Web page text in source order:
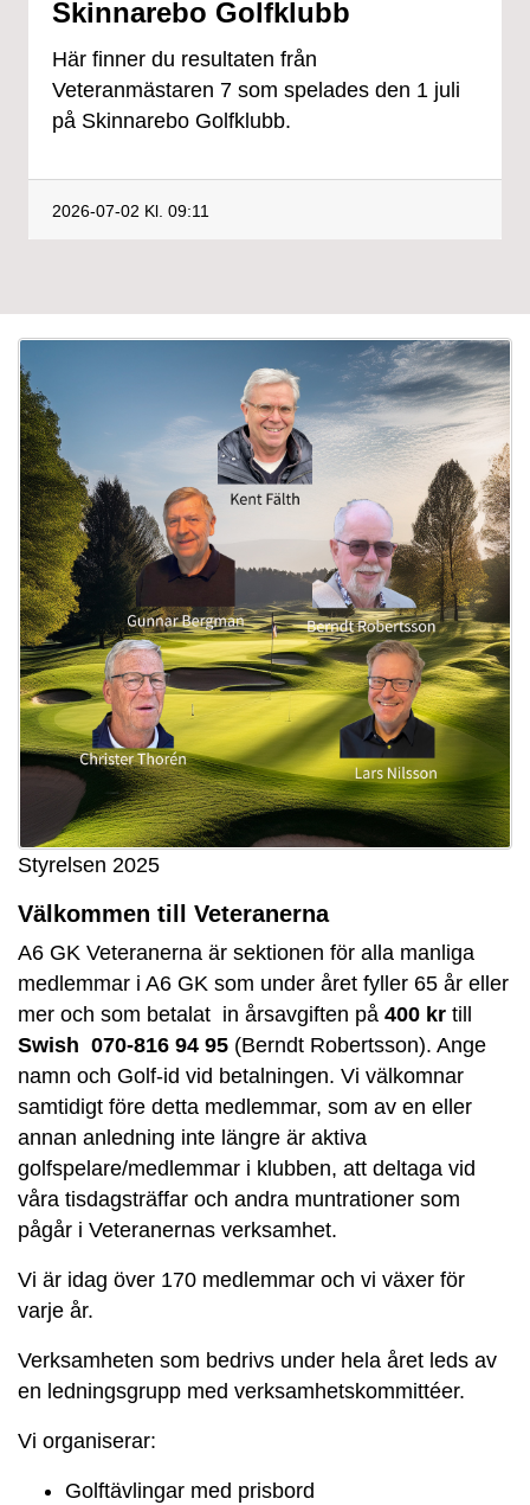
Skinnarebo Golfklubb
Här finner du resultaten från
Veteranmästaren 7 som spelades den 1 juli
på Skinnarebo Golfklubb.
2026-07-02 Kl. 09:11
Styrelsen 2025
Välkommen till Veteranerna
A6 GK Veteranerna är sektionen för alla manliga
medlemmar i A6 GK som under året fyller 65 år eller
mer och som betalat in årsavgiften på 400 kr till
Swish 070-816 94 95 (Berndt Robertsson). Ange
namn och Golf-id vid betalningen. Vi välkomnar
samtidigt före detta medlemmar, som av en eller
annan anledning inte längre är aktiva
golfspelare/medlemmar i klubben, att deltaga vid
våra tisdagsträffar och andra muntrationer som
pågår i Veteranernas verksamhet.
Vi är idag över 170 medlemmar och vi växer för
varje år.
Verksamheten som bedrivs under hela året leds av
en ledningsgrupp med verksamhetskommittéer.
Vi organiserar:
Golftävlingar med prisbord